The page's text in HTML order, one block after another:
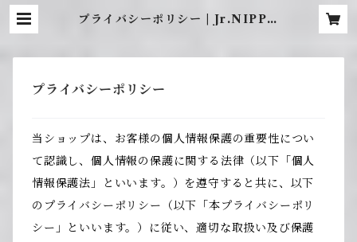
プライバシーポリシー | Jr.NIPPO
プライバシーポリシー
当ショップは、お客様の個人情報保護の重要性につい
て認識し、個人情報の保護に関する法律（以下「個人
情報保護法」といいます。）を遵守すると共に、以下
のプライバシーポリシー（以下「本プライバシーポリ
シー」といいます。）に従い、適切な取扱い及び保護